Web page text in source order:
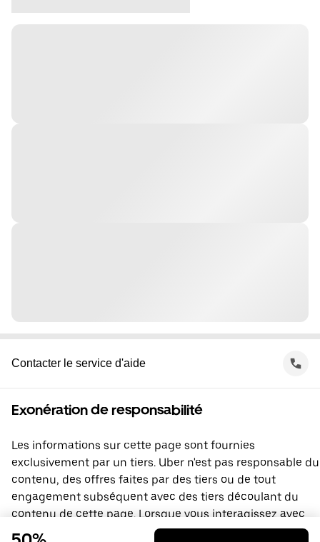
Contacter le service d'aide
Exonération de responsabilité
Les informations sur cette page sont fournies
exclusivement par un tiers. Uber n'est pas responsable du
contenu, des offres faites par des tiers ou de tout
engagement subséquent avec des tiers découlant du
contenu de cette page. Lorsque vous interagissez avec
un tiers, vous concluez une entente directement avec lui,